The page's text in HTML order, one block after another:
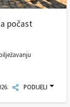
počast
PODIJELI